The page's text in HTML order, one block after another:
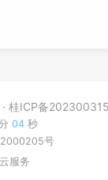
桂ICP备
05 秒
号
服务